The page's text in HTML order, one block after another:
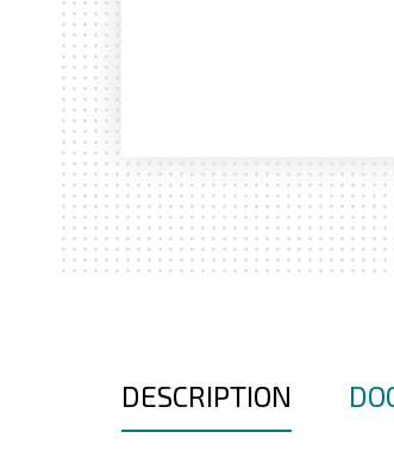
DESCRIPTION